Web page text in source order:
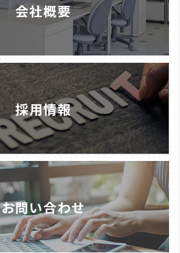
会社概要
採用情報
お問い合わせ